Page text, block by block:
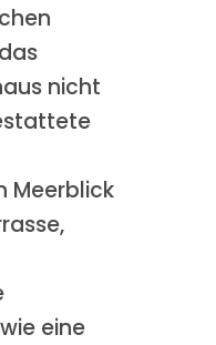
nicht
Meerblick
eine